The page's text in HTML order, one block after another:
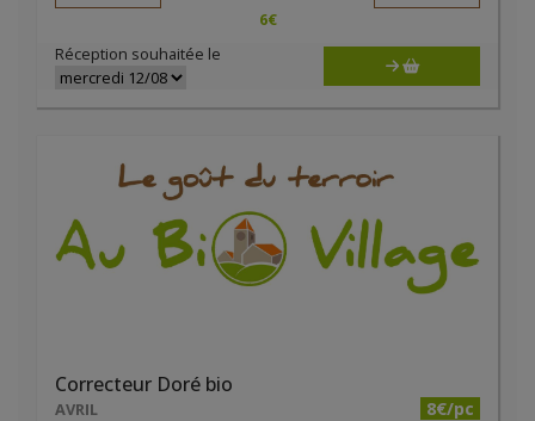
6€
Réception souhaitée le
Correcteur Doré bio
AVRIL 8€/pc